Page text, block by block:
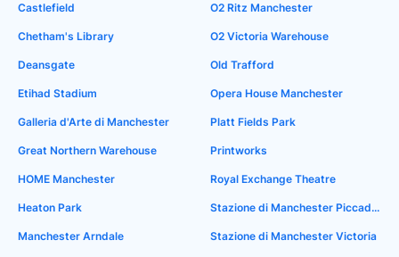
Castlefield
Chetham's Library
Deansgate
Etihad Stadium
Galleria d'Arte di Manchester
Great Northern Warehouse
HOME Manchester
Heaton Park
Manchester Arndale
O2 Ritz Manchester
O2 Victoria Warehouse
Old Trafford
Opera House Manchester
Platt Fields Park
Printworks
Royal Exchange Theatre
Stazione di Manchester Piccadilly
Stazione di Manchester Victoria